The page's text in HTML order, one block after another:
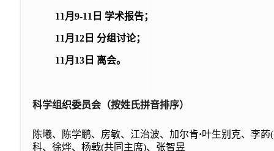
11月9-11日 学术报告；
11月12日 分组讨论；
11月13日 离会。
科学组织委员会（按姓氏拼音排序）
陈曦、陈学鹏、房敏、江治波、加尔肯·叶生别克、李菂
科、徐烨、杨戟(共同主席)、张智昱